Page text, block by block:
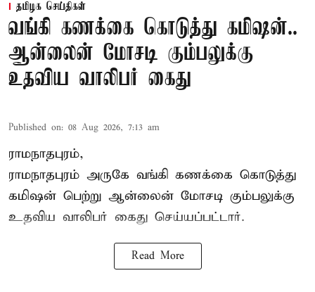
தமிழக செய்திகள்
வங்கி கணக்கை கொடுத்து கமிஷன்..
ஆன்லைன் மோசடி கும்பலுக்கு
உதவிய வாலிபர் கைது
Published on: 08 Aug 2026, 7:13 am
ராமநாதபுரம்,
ராமநாதபுரம் அருகே வங்கி கணக்கை கொடுத்து
கமிஷன் பெற்று ஆன்லைன் மோசடி கும்பலுக்கு
உதவிய வாலிபர் கைது செய்யப்பட்டார்.
Read More